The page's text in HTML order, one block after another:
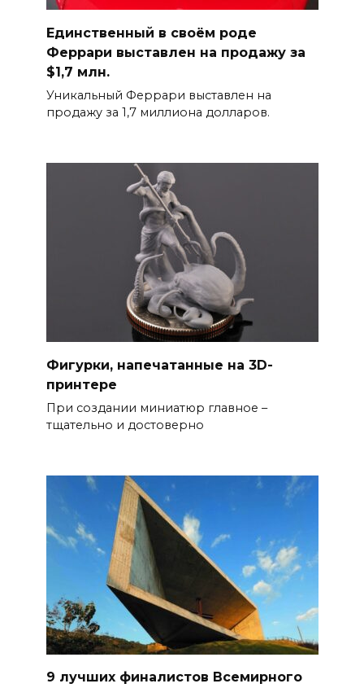
Единственный в своём роде
Феррари выставлен на продажу за
$1,7 млн.
Уникальный Феррари выставлен на
продажу за 1,7 миллиона долларов.
Фигурки, напечатанные на 3D-
принтере
При создании миниатюр главное –
тщательно и достоверно
9 лучших финалистов Всемирного